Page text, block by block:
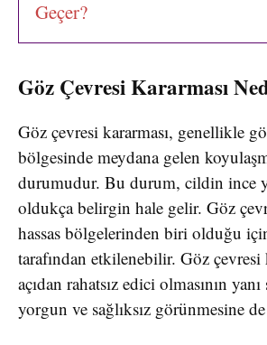
Geçer?
Göz Çevresi Kararması
Göz çevresi kararması, genellikle
bölgesinde meydana gelen
durumudur. Bu durum, cildin ince
oldukça belirgin hale gelir. Göz
hassas bölgelerinden biri olduğu
tarafından etkilenebilir. Göz çevresi
açıdan rahatsız edici olmasının
yorgun ve sağlıksız görünmesine